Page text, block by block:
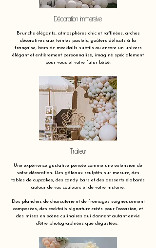
Décoration immersive
Brunchs élégants, atmosphères chic et raffinées, arches
décoratives aux teintes pastels, goûters délicats à la
française, bars de mocktails subtils ou encore un univers
élégant et entièrement personnalisé, imaginé spécialement
pour vous et votre futur bébé.
Traiteur
Une expérience gustative pensée comme une extension de
votre décoration. Des gâteaux sculptés sur mesure, des
tables de cupcakes, des candy bars et des desserts élaborés
autour de vos couleurs et de votre histoire.
Des planches de charcuterie et de fromages soigneusement
composées, des cocktails signature créés pour l'occasion, et
des mises en scène culinaires qui donnent autant envie
d'être photographiées que dégustées.